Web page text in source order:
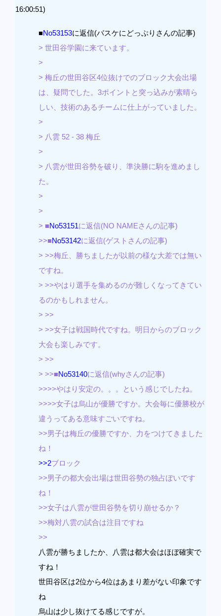
16:00:51)
■No53153に返信(バスケにどっぷりさんの記事)
> 世田谷学園に来ています。
>
> 梅丘の世田谷区4位抜けでのブロック大会出場
は、疑問でした。3ポイントと突っ込みが素晴ら
しい、技術のあるチームに仕上がっていました。
>
> 八雲 52 - 38 梅丘
>
> 八雲が世田谷勢を破り、準決勝に駒を進めまし
た。
>
>
> ■No53151に返信(NO NAMEさんの記事)
>>■No53142に返信(ゲストさんの記事)
> >>梅丘、勝ちましたが以前の様な大差では無い
ですね。
> >>やはり選手を集めるのが難しくなってきてい
るのかもしれません。
> >>
> >>女子は戦国時代ですね。明日からのブロック
大会も楽しみです。
> >>
> >>■No53140に返信(whyさんの記事)
>>>>やはり安定の。。。という感じでしたね。
>>>>女子は烏山が優勝ですか。大会毎に優勝校が
違うってある意味すごいですね。
>>男子は梅丘の優勝ですか、力をつけてきました
ね！
>>2ブロック
>>男子の都大会出場は世田谷勢の独占ぽいです
ね！
>>女子は八雲が世田谷勢を切り崩せるか？
>>梅対八雲の試合は注目ですね
>>
八雲が勝ちましたか、八雲は都大会はほぼ確実で
すね！
世田谷区は2位から4位はあまり差がない印象です
ね
烏山は少し抜けてる感じですが。